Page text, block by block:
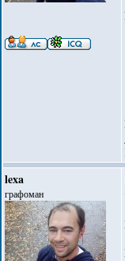
lexa
графоман